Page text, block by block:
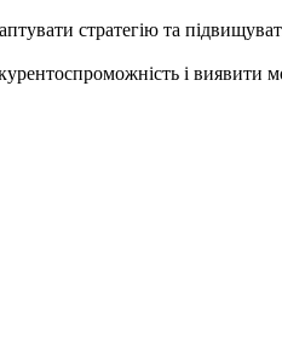
стратегію та
і виявити